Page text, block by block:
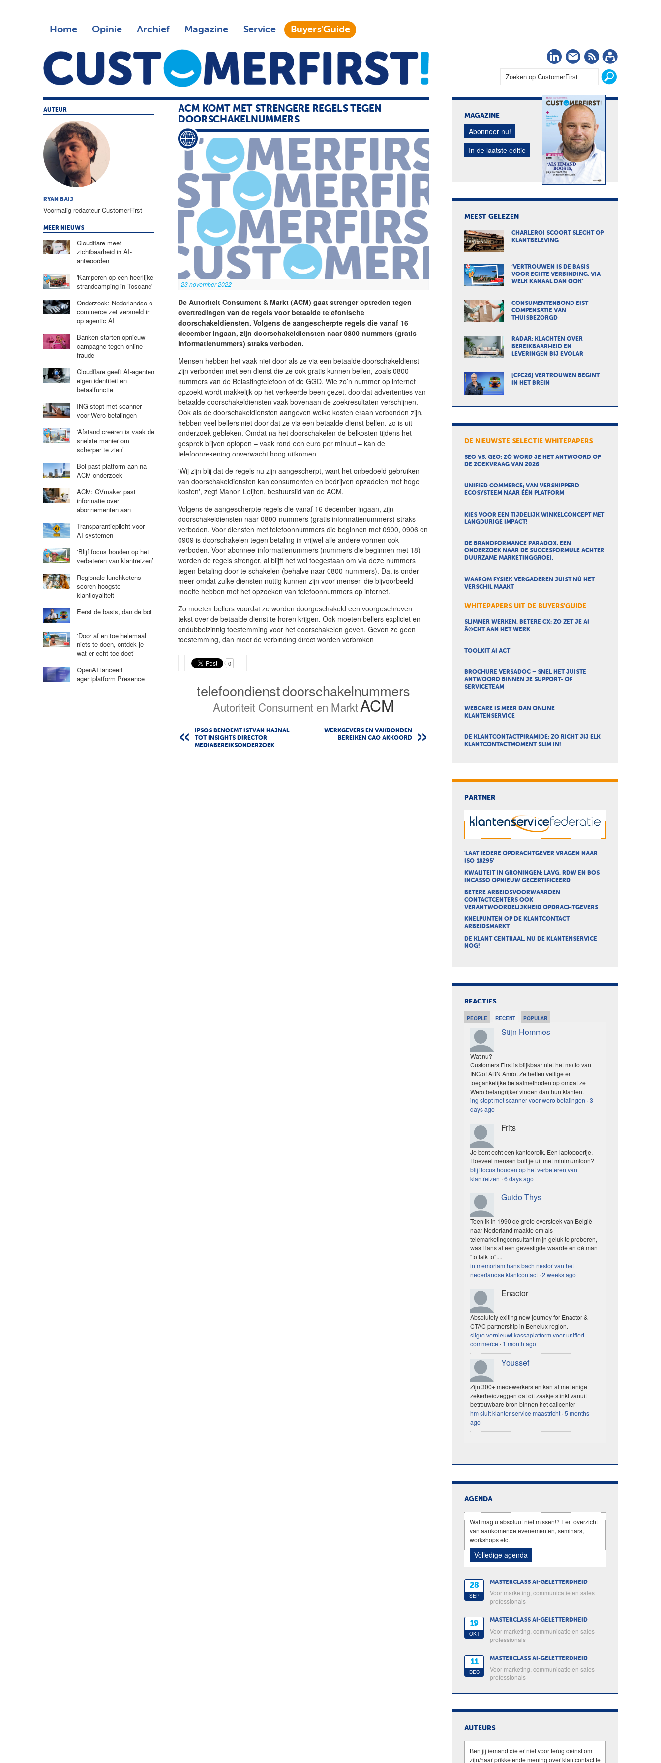
Home Opinie Archief Magazine Service Buyers'Guide
LinkedIn
Nieuwsbrief
RSS
ACM KOMT MET STRENGERE REGELS TEGEN
DOORSCHAKELNUMMERS
23 november 2022
De Autoriteit Consument & Markt (ACM) gaat strenger optreden tegen
overtredingen van de regels voor betaalde telefonische
doorschakeldiensten. Volgens de aangescherpte regels die vanaf 16
december ingaan, zijn doorschakeldiensten naar 0800-nummers (gratis
informatienummers) straks verboden.
Mensen hebben het vaak niet door als ze via een betaalde doorschakeldienst
zijn verbonden met een dienst die ze ook gratis kunnen bellen, zoals 0800-
nummers van de Belastingtelefoon of de GGD. Wie zo’n nummer op internet
opzoekt wordt makkelijk op het verkeerde been gezet, doordat advertenties van
betaalde doorschakeldiensten vaak bovenaan de zoekresultaten verschijnen.
Ook als de doorschakeldiensten aangeven welke kosten eraan verbonden zijn,
hebben veel bellers niet door dat ze via een betaalde dienst bellen, zo is uit
onderzoek gebleken. Omdat na het doorschakelen de belkosten tijdens het
gesprek blijven oplopen – vaak rond een euro per minuut – kan de
telefoonrekening onverwacht hoog uitkomen.
'Wij zijn blij dat de regels nu zijn aangescherpt, want het onbedoeld gebruiken
van doorschakeldiensten kan consumenten en bedrijven opzadelen met hoge
kosten', zegt Manon Leijten, bestuurslid van de ACM.
Volgens de aangescherpte regels die vanaf 16 december ingaan, zijn
doorschakeldiensten naar 0800-nummers (gratis informatienummers) straks
verboden. Voor diensten met telefoonnummers die beginnen met 0900, 0906 en
0909 is doorschakelen tegen betaling in vrijwel alle andere vormen ook
verboden. Voor abonnee-informatienummers (nummers die beginnen met 18)
worden de regels strenger, al blijft het wel toegestaan om via deze nummers
tegen betaling door te schakelen (behalve naar 0800-nummers). Dat is onder
meer omdat zulke diensten nuttig kunnen zijn voor mensen die bijvoorbeeld
moeite hebben met het opzoeken van telefoonnummers op internet.
Zo moeten bellers voordat ze worden doorgeschakeld een voorgeschreven
tekst over de betaalde dienst te horen krijgen. Ook moeten bellers expliciet en
ondubbelzinnig toestemming voor het doorschakelen geven. Geven ze geen
toestemming, dan moet de verbinding direct worden verbroken
0
telefoondienstdoorschakelnummers
Autoriteit Consument en MarktACM
IPSOS BENOEMT ISTVAN HAJNAL
TOT INSIGHTS DIRECTOR
MEDIABEREIKSONDERZOEK
WERKGEVERS EN VAKBONDEN
BEREIKEN CAO AKKOORD
AUTEUR
RYAN BAIJ
Voormalig redacteur CustomerFirst
MEER NIEUWS
Cloudflare meet
zichtbaarheid in AI-
antwoorden
'Kamperen op een heerlijke
strandcamping in Toscane'
Onderzoek: Nederlandse e-
commerce zet versneld in
op agentic AI
Banken starten opnieuw
campagne tegen online
fraude
Cloudflare geeft AI-agenten
eigen identiteit en
betaalfunctie
ING stopt met scanner
voor Wero-betalingen
‘Afstand creëren is vaak de
snelste manier om
scherper te zien’
Bol past platform aan na
ACM-onderzoek
ACM: CVmaker past
informatie over
abonnementen aan
Transparantieplicht voor
AI-systemen
‘Blijf focus houden op het
verbeteren van klantreizen’
Regionale lunchketens
scoren hoogste
klantloyaliteit
Eerst de basis, dan de bot
‘Door af en toe helemaal
niets te doen, ontdek je
wat er echt toe doet’
OpenAI lanceert
agentplatform Presence
MAGAZINE
Abonneer nu!
In de laatste editie
MEEST GELEZEN
CHARLEROI SCOORT SLECHT OP
KLANTBELEVING
‘VERTROUWEN IS DE BASIS
VOOR ECHTE VERBINDING, VIA
WELK KANAAL DAN OOK’
CONSUMENTENBOND EIST
COMPENSATIE VAN
THUISBEZORGD
RADAR: KLACHTEN OVER
BEREIKBAARHEID EN
LEVERINGEN BIJ EVOLAR
[CFC26] VERTROUWEN BEGINT
IN HET BREIN
DE NIEUWSTE SELECTIE WHITEPAPERS
SEO VS. GEO: ZÓ WORD JE HET ANTWOORD OP
DE ZOEKVRAAG VAN 2026
UNIFIED COMMERCE; VAN VERSNIPPERD
ECOSYSTEEM NAAR ÉÉN PLATFORM
KIES VOOR EEN TIJDELIJK WINKELCONCEPT MET
LANGDURIGE IMPACT!
DE BRANDFORMANCE PARADOX. EEN
ONDERZOEK NAAR DE SUCCESFORMULE ACHTER
DUURZAME MARKETINGGROEI.
WAAROM FYSIEK VERGADEREN JUIST NÚ HET
VERSCHIL MAAKT
WHITEPAPERS UIT DE BUYERS'GUIDE
SLIMMER WERKEN, BETERE CX: ZO ZET JE AI
Ã©CHT AAN HET WERK
TOOLKIT AI ACT
BROCHURE VERSADOC – SNEL HET JUISTE
ANTWOORD BINNEN JE SUPPORT- OF
SERVICETEAM
WEBCARE IS MEER DAN ONLINE
KLANTENSERVICE
DE KLANTCONTACTPIRAMIDE: ZO RICHT JIJ ELK
KLANTCONTACTMOMENT SLIM IN!
PARTNER
'LAAT IEDERE OPDRACHTGEVER VRAGEN NAAR
ISO 18295'
KWALITEIT IN GRONINGEN: LAVG, RDW EN BOS
INCASSO OPNIEUW GECERTIFICEERD
BETERE ARBEIDSVOORWAARDEN
CONTACTCENTERS OOK
VERANTWOORDELIJKHEID OPDRACHTGEVERS
KNELPUNTEN OP DE KLANTCONTACT
ARBEIDSMARKT
DE KLANT CENTRAAL, NU DE KLANTENSERVICE
NOG!
REACTIES
PEOPLE RECENT POPULAR
Stijn Hommes
Wat nu?
Customers First is blijkbaar niet het motto van
ING of ABN Amro. Ze heffen veilige en
toegankelijke betaalmethoden op omdat ze
Wero belangrijker vinden dan hun klanten.
ing stopt met scanner voor wero betalingen ·3
days ago
Frits
Je bent echt een kantoorpik. Een laptoppertje.
Hoeveel mensen buit je uit met minimumloon?
blijf focus houden op het verbeteren van
klantreizen ·6 days ago
Guido Thys
Toen ik in 1990 de grote oversteek van België
naar Nederland maakte om als
telemarketingconsultant mijn geluk te proberen,
was Hans al een gevestigde waarde en dé man
"to talk to"....
in memoriam hans bach nestor van het
nederlandse klantcontact ·2 weeks ago
Enactor
Absolutely exiting new journey for Enactor &
CTAC partnership in Benelux region.
sligro vernieuwt kassaplatform voor unified
commerce · 1 month ago
Youssef
Zijn 300+ medewerkers en kan al met enige
zekerheidzeggen dat dit zaakje stinkt vanuit
betrouwbare bron binnen het callcenter
hm sluit klantenservice maastricht ·5 months
ago
AGENDA
Wat mag u absoluut niet missen!? Een overzicht
van aankomende evenementen, seminars,
workshops etc.
Volledige agenda
28
SEP
MASTERCLASS AI-GELETTERDHEID
Voor marketing, communicatie en sales
professionals
19
OKT
MASTERCLASS AI-GELETTERDHEID
Voor marketing, communicatie en sales
professionals
11
DEC
MASTERCLASS AI-GELETTERDHEID
Voor marketing, communicatie en sales
professionals
AUTEURS
Ben jij iemand die er niet voor terug deinst om
zijn/haar prikkelende mening over klantcontact te